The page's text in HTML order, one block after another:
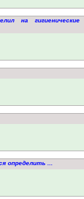
на
определить ...